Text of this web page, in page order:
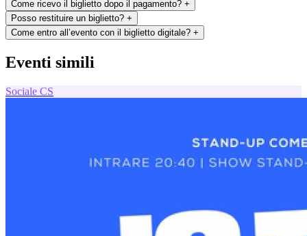
Come ricevo il biglietto dopo il pagamento? +
Posso restituire un biglietto? +
Come entro all’evento con il biglietto digitale? +
Eventi simili
Sociale CS